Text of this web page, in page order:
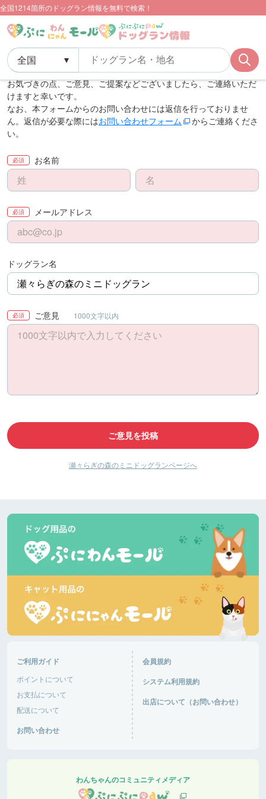
全国1214箇所のドッグラン情報を無料で検索！
ドッグラン検索TOP 当サイトへのご意見
当サイトへのご意見
サービスの改善のため、ご意見をお待ちしております。
お気づきの点、ご意見、ご提案などございましたら、ご連絡いただ
けますと幸いです。
なお、本フォームからのお問い合わせには返信を行っておりませ
ん。返信が必要な際にはお問い合わせフォーム
からご連絡くださ
い。
必須 お名前
必須 メールアドレス
ドッグラン名
必須 ご意見 1000文字以内
ご意見を投稿
瀬々らぎの森のミニドッグランページへ
ご利用ガイド
ポイントについて
お支払について
配送について
お問い合わせ
会員規約
システム利用規約
出店について（お問い合わせ）
わんちゃんのコミュニティメディア